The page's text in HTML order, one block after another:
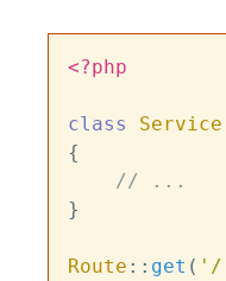
<?php
class
Service
{
// ...
}
Route :: get ( '/